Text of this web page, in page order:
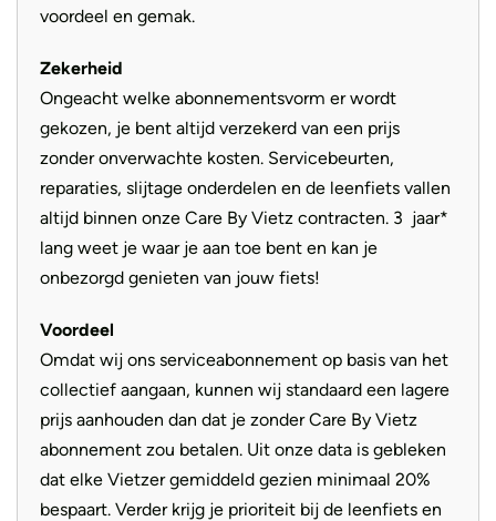
voordeel en gemak.
Zekerheid
Ongeacht welke abonnementsvorm er wordt
gekozen, je bent altijd verzekerd van een prijs
zonder onverwachte kosten. Servicebeurten,
reparaties, slijtage onderdelen en de leenfiets vallen
altijd binnen onze Care By Vietz contracten. 3 jaar*
lang weet je waar je aan toe bent en kan je
onbezorgd genieten van jouw fiets!
Voordeel
Omdat wij ons serviceabonnement op basis van het
collectief aangaan, kunnen wij standaard een lagere
prijs aanhouden dan dat je zonder Care By Vietz
abonnement zou betalen. Uit onze data is gebleken
dat elke Vietzer gemiddeld gezien minimaal 20%
bespaart. Verder krijg je prioriteit bij de leenfiets en